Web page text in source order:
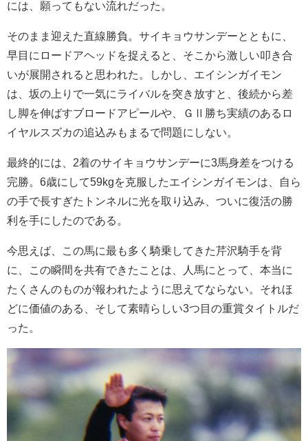
には、願ってもない流れだった。
そのまま迎えた直線勝負。サイキョウサンデーとともに、
早目にロードアヘッドを捉えると、そこから激しい叩き合
いが展開されると思われた。しかし、エイシンガイモン
は、坂の上りで一気にライバルを突き放すと、後続から差
し脚を伸ばすブロードアピールや、ＧⅡ勝ち実績のあるロ
イヤルスズカの追込みもまるで問題にしない。
最終的には、2着のサイキョウサンデーに3馬身差をつける
完勝。6歳にして59kgを克服したエイシンガイモンは、自ら
の手で長すぎたトンネルに光を取り込み、ついに復活の勝
利を手にしたのである。
今思えば、この馬に最も多く騎乗してきた芹沢騎手を背
に、この瞬間を共有できたことは、人馬にとって、本当に
たくさんのものが報われたように思えてならない。それほ
どに価値のある、そして素晴らしい3つ目の重賞タイトルだ
った。